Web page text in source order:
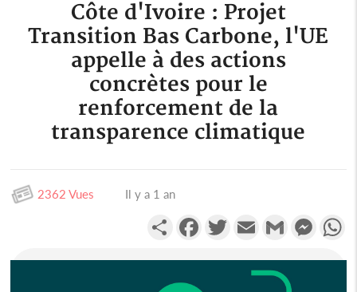
Côte d'Ivoire : Projet
Transition Bas Carbone, l'UE
appelle à des actions
concrètes pour le
renforcement de la
transparence climatique
2362 Vues Il y a 1 an
PartagerFacebookTwitterEmail Gmail